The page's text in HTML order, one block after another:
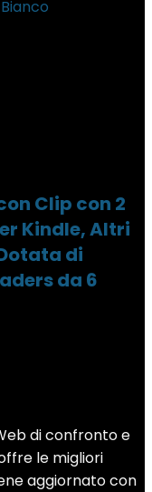
Clip con 2
Kindle, Altri
di
da 6
di confronto e
le migliori
aggiornato con